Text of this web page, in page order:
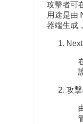
攻擊者可
用途是由
器端生成
攻